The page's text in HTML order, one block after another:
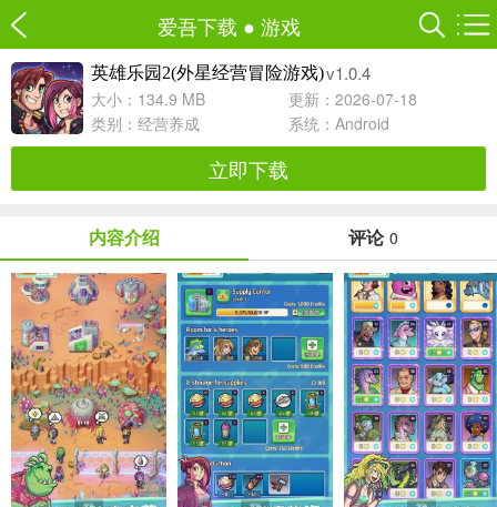
爱吾下载 ● 游戏
英雄乐园2(外星经营冒险游戏)v1.0.4
大小：134.9 MB
更新：2026-07-18
类别： 经营养成 系统：Android
立即下载
内容介绍 评论 0